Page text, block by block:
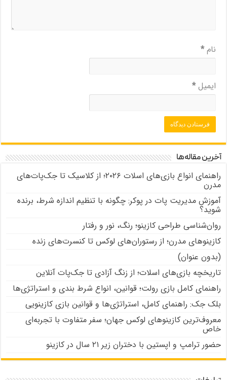
نام*
ایمیل*
آخرین مقاله‌ها
راهنمای انواع بازی‌های اسلات ۲۰۲۶؛ از کلاسیک تا جک‌پات‌های
مدرن
آموزش مدیریت پات در پوکر: چگونه با تنظیم اندازه شرط، برنده
شوید؟
روان‌شناسی طراحی کازینو؛ رنگ، نور و رفتار
کازینوهای مدرن؛ از رستوران‌های لوکس تا کنسرت‌های زنده
(بدون عنوان)
تاریخچه بازی‌های اسلات؛ از زنگ آزادی تا جک‌پات‌ آنلاین
راهنمای کامل بازی رولت؛ قوانین، انواع شرط بندی و استراتژی‌ها
بلک جک: راهنمای کامل، استراتژی‌ها و قوانین بازی کازینویی
معروف‌ترین کازینوهای لوکس جهان؛ سفر متفاوت با تجربه‌ای
خاص
حضور ترامپ و اپستین با دختران زیر ۲۱ سال در کازینو